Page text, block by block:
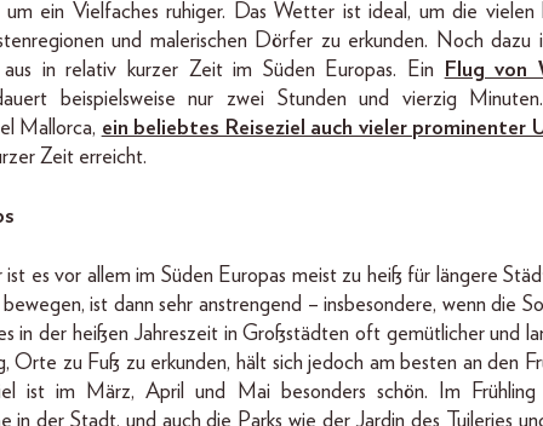
ein Vielfaches ruhiger. Das Wetter ist ideal, um die vielen
und malerischen Dörfer zu erkunden. Noch dazu
in relativ kurzer Zeit im Süden Europas. Ein
Flug von
beispielsweise nur zwei Stunden und vierzig
Mallorca, ein beliebtes Reiseziel auch vieler prominenter
Zeit erreicht.
ist es vor allem im Süden Europas meist zu heiß für längere
ist dann sehr anstrengend – insbesondere, wenn die
in der heißen Jahreszeit in Großstädten oft gemütlicher und
Orte zu Fuß zu erkunden, hält sich jedoch am besten an den
ist im März, April und Mai besonders schön. Im Frühling
in der Stadt, und auch die Parks wie der Jardin des Tuileries